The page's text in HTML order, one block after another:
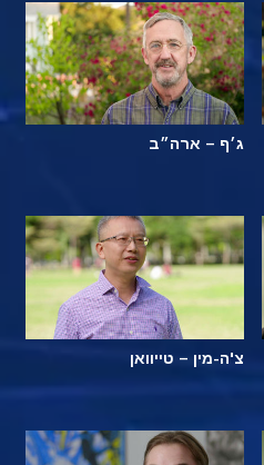
ג׳ף – ארה״ב
צ'ה-מין – טייוואן